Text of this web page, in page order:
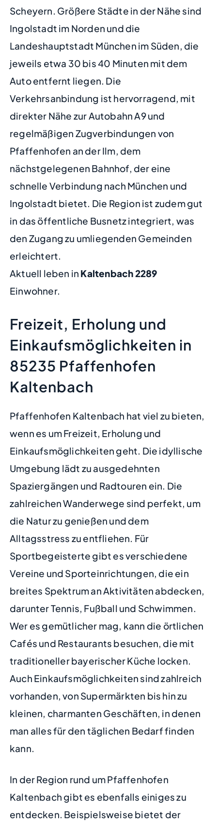
Scheyern. Größere Städte in der Nähe sind
Ingolstadt im Norden und die
Landeshauptstadt München im Süden, die
jeweils etwa 30 bis 40 Minuten mit dem
Auto entfernt liegen. Die
Verkehrsanbindung ist hervorragend, mit
direkter Nähe zur Autobahn A9 und
regelmäßigen Zugverbindungen von
Pfaffenhofen an der Ilm, dem
nächstgelegenen Bahnhof, der eine
schnelle Verbindung nach München und
Ingolstadt bietet. Die Region ist zudem gut
in das öffentliche Busnetz integriert, was
den Zugang zu umliegenden Gemeinden
erleichtert.
Aktuell leben in Kaltenbach2289
Einwohner.
Freizeit, Erholung und
Einkaufsmöglichkeiten in
85235 Pfaffenhofen
Kaltenbach
Pfaffenhofen Kaltenbach hat viel zu bieten,
wenn es um Freizeit, Erholung und
Einkaufsmöglichkeiten geht. Die idyllische
Umgebung lädt zu ausgedehnten
Spaziergängen und Radtouren ein. Die
zahlreichen Wanderwege sind perfekt, um
die Natur zu genießen und dem
Alltagsstress zu entfliehen. Für
Sportbegeisterte gibt es verschiedene
Vereine und Sporteinrichtungen, die ein
breites Spektrum an Aktivitäten abdecken,
darunter Tennis, Fußball und Schwimmen.
Wer es gemütlicher mag, kann die örtlichen
Cafés und Restaurants besuchen, die mit
traditioneller bayerischer Küche locken.
Auch Einkaufsmöglichkeiten sind zahlreich
vorhanden, von Supermärkten bis hin zu
kleinen, charmanten Geschäften, in denen
man alles für den täglichen Bedarf finden
kann.
In der Region rund um Pfaffenhofen
Kaltenbach gibt es ebenfalls einiges zu
entdecken. Beispielsweise bietet der